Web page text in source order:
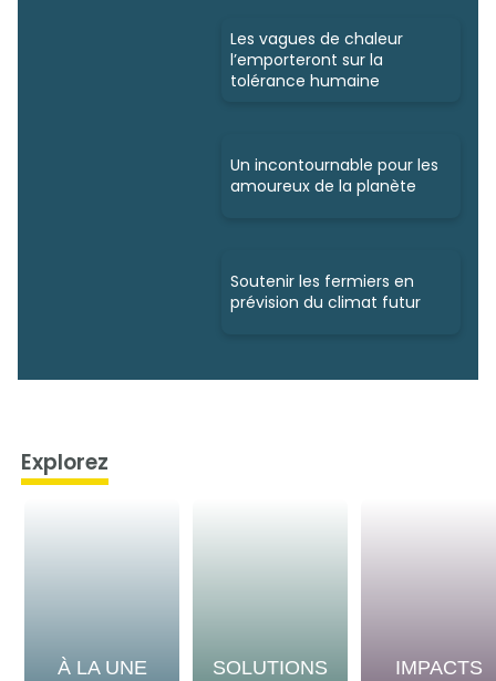
Les vagues de chaleur
l’emporteront sur la
tolérance humaine
Un incontournable pour les
amoureux de la planète
Soutenir les fermiers en
prévision du climat futur
Explorez
À LA UNE SOLUTIONS IMPACTS